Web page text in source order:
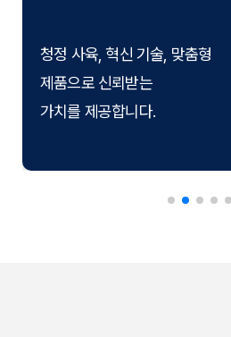
청정 사육, 혁신 기술, 맞춤형
제품으로 신뢰받는
가치를 제공합니다.